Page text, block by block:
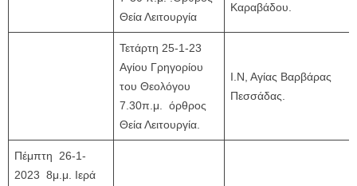
Θεία Λειτουργία
Καραβάδου.
Τετάρτη 25-1-23
Αγίου Γρηγορίου
του Θεολόγου
7.30π.μ. όρθρος
Θεία Λειτουργία.
Ι.Ν, Αγίας Βαρβάρας
Πεσσάδας.
Πέμπτη 26-1-
2023 8μ.μ. Ιερά